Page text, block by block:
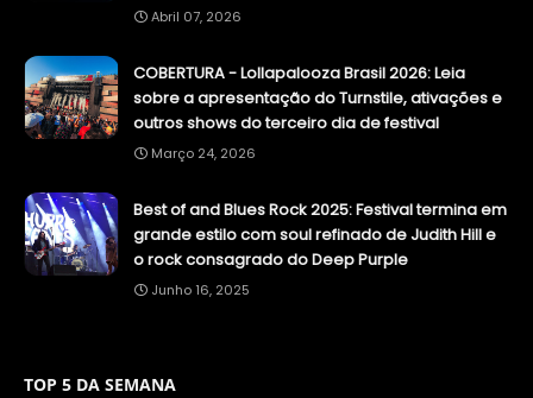
Abril 07, 2026
COBERTURA - Lollapalooza Brasil 2026: Leia
sobre a apresentação do Turnstile, ativações e
outros shows do terceiro dia de festival
Março 24, 2026
Best of and Blues Rock 2025: Festival termina em
grande estilo com soul refinado de Judith Hill e
o rock consagrado do Deep Purple
Junho 16, 2025
TOP 5 DA SEMANA